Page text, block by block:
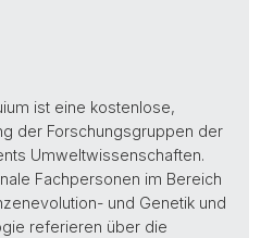
ist eine kostenlose,
der Forschungsgruppen der
Umweltwissenschaften.
Fachpersonen im Bereich
und Genetik und
referieren über die